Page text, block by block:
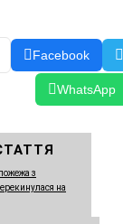
Facebook
WhatsApp
з
на